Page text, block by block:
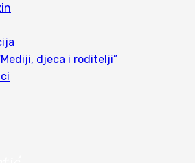
djeca i roditelji”